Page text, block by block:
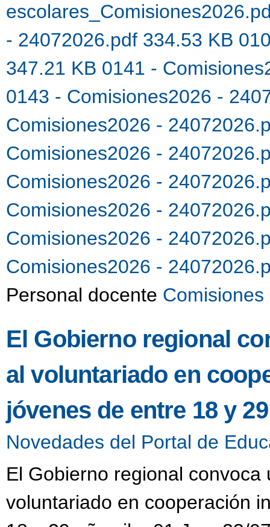
- 24072026.pdf 334.53 KB
347.21 KB 0141 -
0143 - Comisiones2026 -
Comisiones2026 -
Comisiones2026 -
Comisiones2026 -
Comisiones2026 -
Comisiones2026 -
Comisiones2026 -
Personal docente
El Gobierno regional
al voluntariado en
jóvenes de entre 18 y
Novedades del Portal de
El Gobierno regional
voluntariado en cooperación